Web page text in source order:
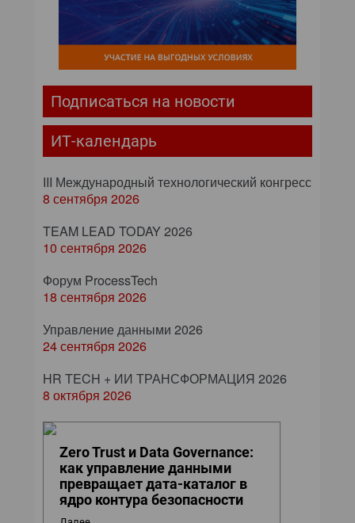
Подписаться на новости
ИТ-календарь
III Международный технологический конгресс
8 сентября 2026
TEAM LEAD TODAY 2026
10 сентября 2026
Форум ProcessTech
18 сентября 2026
Управление данными 2026
24 сентября 2026
HR TECH + ИИ ТРАНСФОРМАЦИЯ 2026
8 октября 2026
Zero Trust и Data Governance:
как управление данными
превращает дата-каталог в
ядро контура безопасности